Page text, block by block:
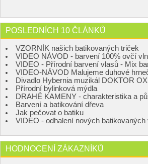
POSLEDNÍCH 10 ČLÁNKŮ
VZORNÍK našich batikovaných triček
VIDEO NÁVOD - barvení 100% ovčí
VIDEO - Přírodní barvení vlasů - Mix
VIDEO-NÁVOD Malujeme duhové
Divadlo Hybernia muzikál DOKTOR OX
Přírodní bylinková mýdla
DRAHÉ KAMENY - charakteristika a
Barvení a batikování dřeva
Jak pečovat o batiku
VIDEO - odhalení nových batikovaných
HODNOCENÍ ZÁKAZNÍKŮ